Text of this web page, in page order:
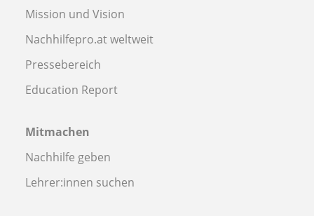
Mission und Vision
Nachhilfepro.at weltweit
Pressebereich
Education Report
Mitmachen
Nachhilfe geben
Lehrer:innen suchen